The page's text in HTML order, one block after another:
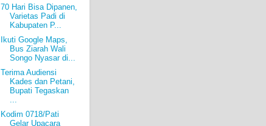
70 Hari Bisa Dipanen,
Varietas Padi di
Kabupaten P...
Ikuti Google Maps,
Bus Ziarah Wali
Songo Nyasar di...
Terima Audiensi
Kades dan Petani,
Bupati Tegaskan
...
Kodim 0718/Pati
Gelar Upacara